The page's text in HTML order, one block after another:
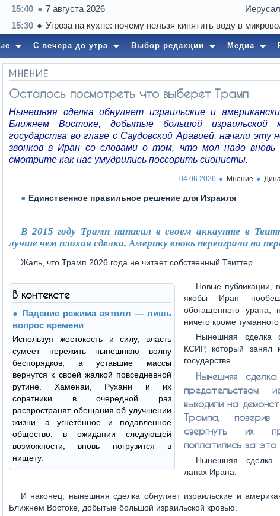
15:40 7 августа 2026
С вечера до утра Выбор редакции Медиа
МНЕНИЕ
Осталось посмотреть что выберет Трамп
Нынешняя сделка обнуляет израильские и
Ближнем Востоке, добытые большой израильской
государства во главе с Саудовской Аравией, начали эту
звонков в Иран со словами о том, что мол надо вновь
смотрите как нас умудрились поссорить сионисты.
04.06.2026 Мнение
Единственное правильное решение для Израиля
В 2015 году Трамп написал в своем аккаунте в
лучше чем плохая сделка. Америку вновь переиграли на
Жаль, что Трамп 2026 года не читает собственный Твиттер.
В контексте
Падение режима аятолл — лишь
вопрос времени
Используя жестокость и силу, власть
сумеет пережить нынешнюю волну
беспорядков, а уставшие массы
вернутся к своей жалкой повседневной
рутине. Хаменаи, Рухани и их
соратники в очередной раз
распространят обещания об улучшении
жизни, а угнетённое и подавленное
общество, в ожидании следующей
возможности, вновь погрузится в
нищету.
Новые публикации,
якобы Иран
обогащенного урана,
ничего кроме
Нынешняя сделка
КСИР, который занял
государстве.
Нынешняя
предательством
выходили на
Трампа,
свергнуть их
поплатились за это
Нынешняя сделка
лапах Ирана.
И наконец, нынешняя сделка обнуляет израильские и
Ближнем Востоке, добытые большой израильской кровью.